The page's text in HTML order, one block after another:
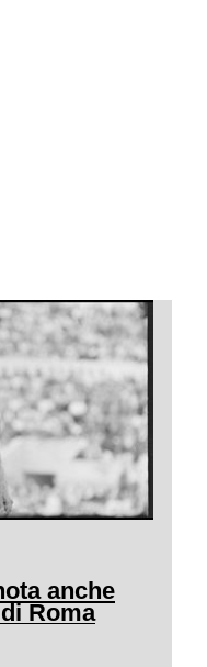
anche
Roma